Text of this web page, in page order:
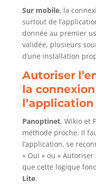
Sur mobile, la
surtout de
donnée au premier
validée, plusieurs
d’une installation
Autoriser
la
l’application
Panoptinet, Wikio et
méthode proche. Il
l’application, se
« Oui » ou «
que cette logique
Lite.